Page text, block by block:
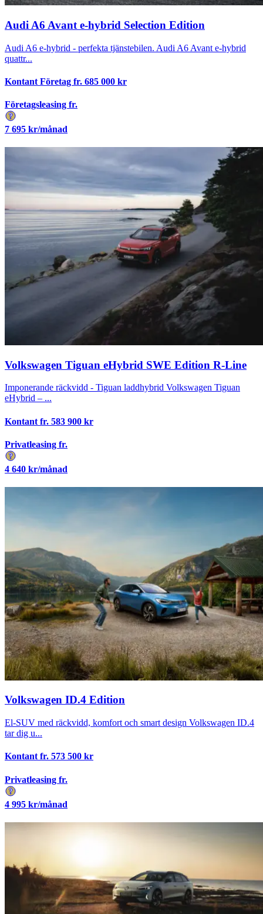
Audi A6 Avant e-hybrid Selection Edition
Audi A6 e-hybrid - perfekta tjänstebilen. Audi A6 Avant e-hybrid
quattr...
Kontant Företag fr. 685 000 kr
Företagsleasing fr.
7 695 kr/månad
Volkswagen Tiguan eHybrid SWE Edition R-Line
Imponerande räckvidd - Tiguan laddhybrid Volkswagen Tiguan
eHybrid – ...
Kontant fr. 583 900 kr
Privatleasing fr.
4 640 kr/månad
Volkswagen ID.4 Edition
El-SUV med räckvidd, komfort och smart design Volkswagen ID.4
tar dig u...
Kontant fr. 573 500 kr
Privatleasing fr.
4 995 kr/månad